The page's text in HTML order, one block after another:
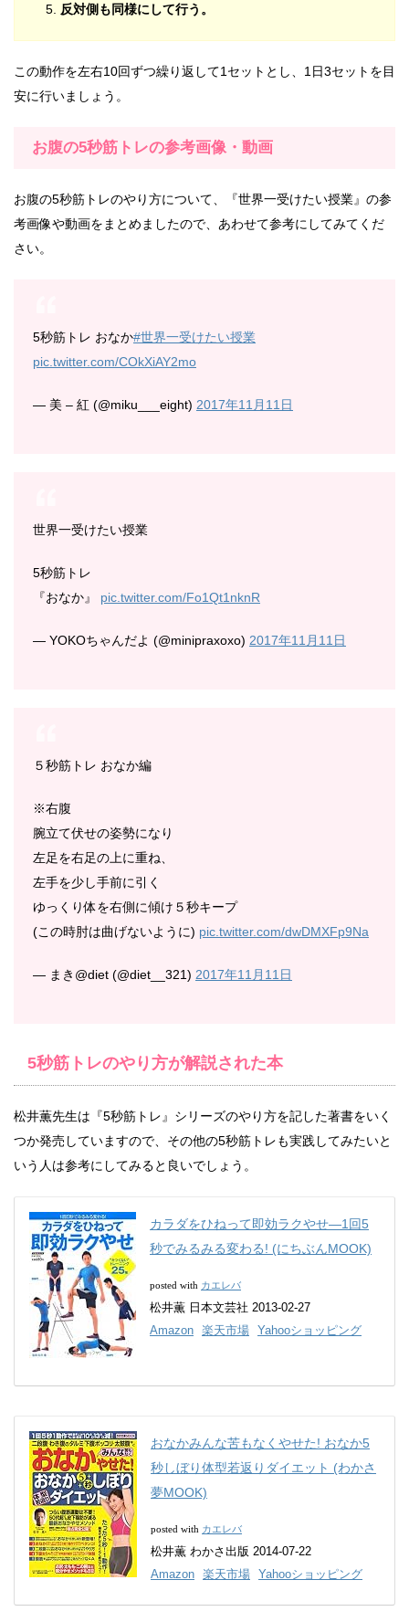
反対側も同様にして行う。
この動作を左右10回ずつ繰り返して1セットとし、1日3セットを目
安に行いましょう。
お腹の5秒筋トレの参考画像・動画
お腹の5秒筋トレのやり方について、『世界一受けたい授業』の参
考画像や動画をまとめましたので、あわせて参考にしてみてくだ
さい。
5秒筋トレ おなか#世界一受けたい授業
pic.twitter.com/COkXiAY2mo
— 美 – 紅 (@miku___eight) 2017年11月11日
世界一受けたい授業
5秒筋トレ
『おなか』 pic.twitter.com/Fo1Qt1nknR
— YOKOちゃんだよ (@minipraxoxo) 2017年11月11日
５秒筋トレ おなか編
※右腹
腕立て伏せの姿勢になり
左足を右足の上に重ね、
左手を少し手前に引く
ゆっくり体を右側に傾け５秒キープ
(この時肘は曲げないように) pic.twitter.com/dwDMXFp9Na
— まき@diet (@diet__321) 2017年11月11日
5秒筋トレのやり方が解説された本
松井薫先生は『5秒筋トレ』シリーズのやり方を記した著書をいく
つか発売していますので、その他の5秒筋トレも実践してみたいと
いう人は参考にしてみると良いでしょう。
カラダをひねって即効ラクやせ―1回5
秒でみるみる変わる! (にちぶんMOOK)
posted with カエレバ
松井薫 日本文芸社 2013-02-27
Amazon 楽天市場 Yahooショッピング
おなかみんな苦もなくやせた! おなか5
秒しぼり体型若返りダイエット (わかさ
夢MOOK)
posted with カエレバ
松井薫 わかさ出版 2014-07-22
Amazon 楽天市場 Yahooショッピング